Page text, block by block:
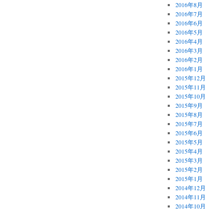
2016年8月
2016年7月
2016年6月
2016年5月
2016年4月
2016年3月
2016年2月
2016年1月
2015年12月
2015年11月
2015年10月
2015年9月
2015年8月
2015年7月
2015年6月
2015年5月
2015年4月
2015年3月
2015年2月
2015年1月
2014年12月
2014年11月
2014年10月